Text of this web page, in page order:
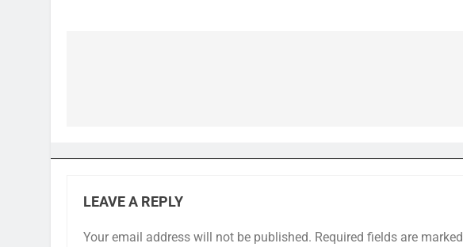
LEAVE A REPLY
Your email address will not be published. Required fields are marked